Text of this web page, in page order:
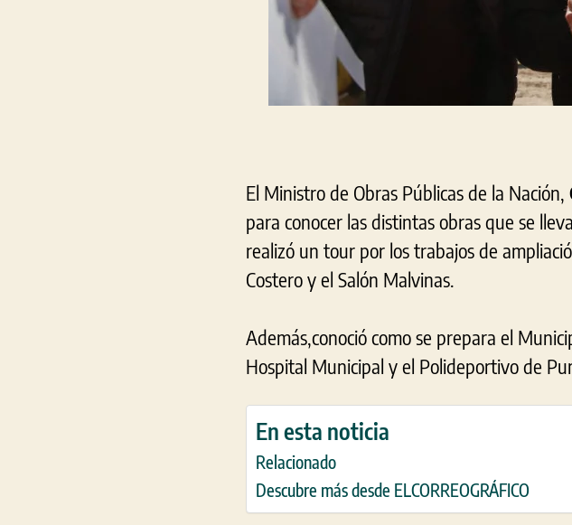
El Ministro de Obras Públicas de la Nación,
para conocer las distintas obras que se
realizó un tour por los trabajos de
Costero y el Salón Malvinas.
Además,conoció como se prepara el
Hospital Municipal y el Polideportivo de
En esta noticia
Relacionado
Descubre más desde ELCORREOGRÁFICO